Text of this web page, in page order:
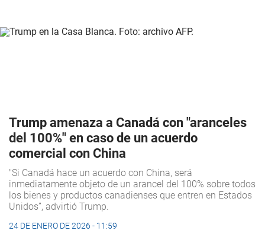
Trump amenaza a Canadá con "aranceles
del 100%" en caso de un acuerdo
comercial con China
"Si Canadá hace un acuerdo con China, será
inmediatamente objeto de un arancel del 100% sobre todos
los bienes y productos canadienses que entren en Estados
Unidos”, advirtió Trump.
24 DE ENERO DE 2026 - 11:59